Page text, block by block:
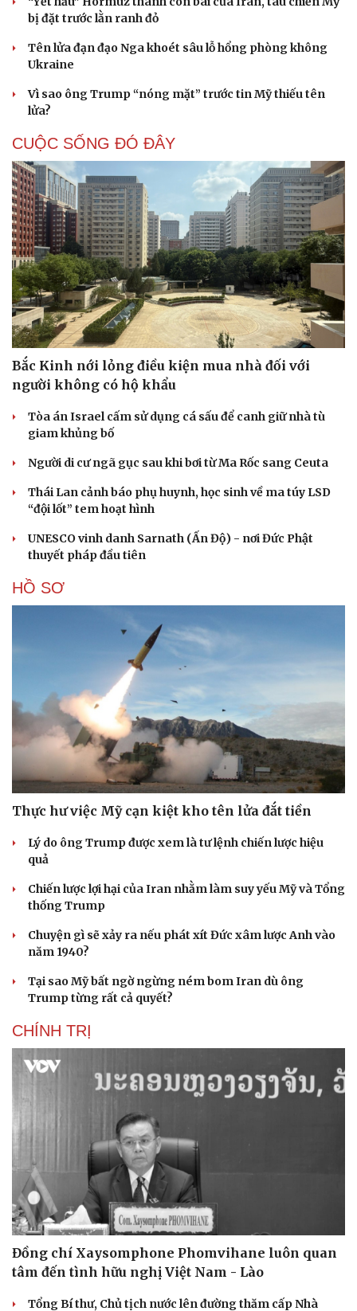
Cải chính
bị đặt trước lằn ranh đỏ
Tên lửa đạn đạo Nga khoét sâu lỗ hổng phòng không
Ukraine
Vì sao ông Trump “nóng mặt” trước tin Mỹ thiếu tên
lửa?
CUỘC SỐNG ĐÓ ĐÂY
Bắc Kinh nới lỏng điều kiện mua nhà đối với
người không có hộ khẩu
Tòa án Israel cấm sử dụng cá sấu để canh giữ nhà tù
giam khủng bố
Người di cư ngã gục sau khi bơi từ Ma Rốc sang Ceuta
Thái Lan cảnh báo phụ huynh, học sinh về ma túy LSD
“đội lốt” tem hoạt hình
UNESCO vinh danh Sarnath (Ấn Độ) - nơi Đức Phật
thuyết pháp đầu tiên
HỒ SƠ
Thực hư việc Mỹ cạn kiệt kho tên lửa đắt tiền
Lý do ông Trump được xem là tư lệnh chiến lược hiệu
quả
Chiến lược lợi hại của Iran nhằm làm suy yếu Mỹ và Tổng
thống Trump
Chuyện gì sẽ xảy ra nếu phát xít Đức xâm lược Anh vào
năm 1940?
Tại sao Mỹ bất ngờ ngừng ném bom Iran dù ông
Trump từng rất cả quyết?
CHÍNH TRỊ
Đồng chí Xaysomphone Phomvihane luôn quan
tâm đến tình hữu nghị Việt Nam - Lào
Tổng Bí thư, Chủ tịch nước lên đường thăm cấp Nhà